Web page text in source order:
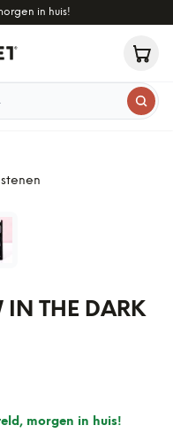
in huis!
IN THE DARK
morgen in huis!